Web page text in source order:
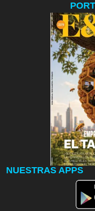
NUESTRAS APPS